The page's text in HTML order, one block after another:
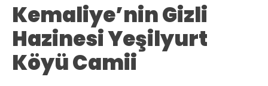
Kemaliye’nin Gizli
Hazinesi Yeşilyurt
Köyü Camii